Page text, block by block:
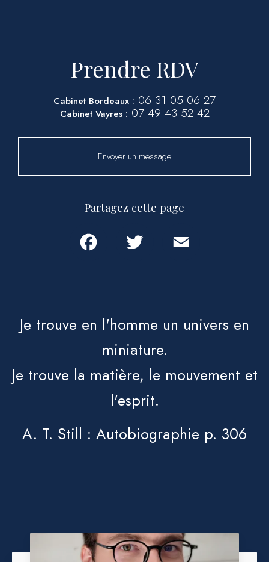
Prendre RDV
Cabinet Bordeaux : 06 31 05 06 27
Cabinet Vayres : 07 49 43 52 42
Envoyer un message
Partagez cette page
Je trouve en l'homme un univers en
miniature.
Je trouve la matière, le mouvement et
l'esprit.
A. T. Still : Autobiographie p. 306